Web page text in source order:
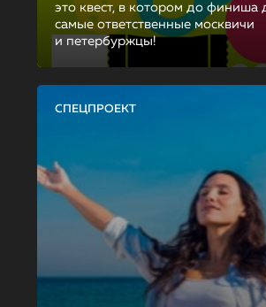
это квест, в котором до финиша
самые ответственные москвичи
и петербуржцы!
СПЕЦПРОЕКТ